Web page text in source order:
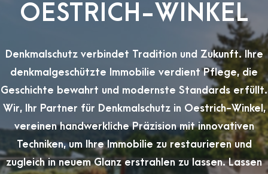
OESTRICH-WINKEL
Denkmalschutz verbindet Tradition und Zukunft. Ihre
denkmalgeschützte Immobilie verdient Pflege, die
Geschichte bewahrt und modernste Standards erfüllt.
Wir, Ihr Partner für Denkmalschutz in Oestrich-Winkel,
vereinen handwerkliche Präzision mit innovativen
Techniken, um Ihre Immobilie zu restaurieren und
zugleich in neuem Glanz erstrahlen zu lassen. Lassen